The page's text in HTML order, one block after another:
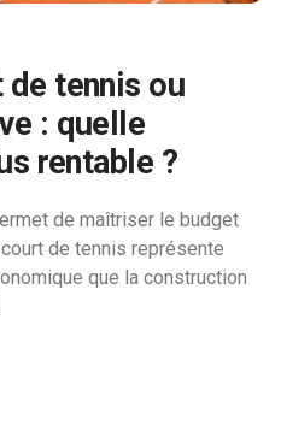
de tennis ou
: quelle
rentable ?
de maîtriser le budget
de tennis représente
que la construction